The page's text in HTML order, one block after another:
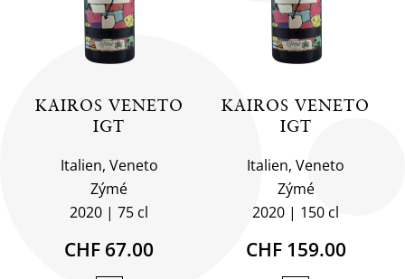
KAIROS VENETO
IGT
Italien, Veneto
Zýmé
2020
75 cl
CHF 67.00
KAIROS VENETO
IGT
Italien, Veneto
Zýmé
2020
150 cl
CHF 159.00